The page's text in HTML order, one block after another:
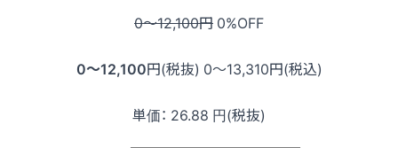
0〜12,100円 0%OFF
0〜12,100円(税抜) 0〜13,310円(税込)
単価： 26.88 円(税抜)